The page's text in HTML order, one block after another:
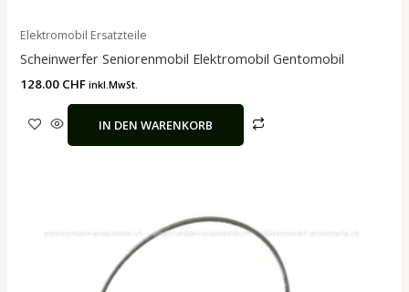
Elektromobil Ersatzteile
Scheinwerfer Seniorenmobil Elektromobil Gentomobil
128.00 CHF inkl.MwSt.
IN DEN WARENKORB